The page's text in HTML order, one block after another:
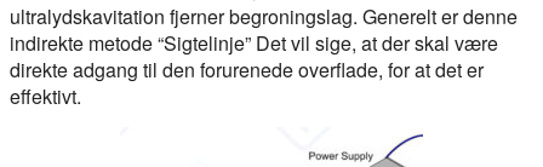
ultralydskavitation fjerner begroningslag. Generelt er denne
indirekte metode “Sigtelinje” Det vil sige, at der skal være
direkte adgang til den forurenede overflade, for at det er
effektivt.